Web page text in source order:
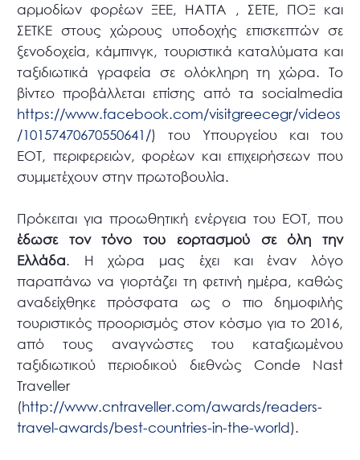
αρμοδίων φορέων ΞΕΕ, ΗΑΤΤΑ , ΣΕΤΕ, ΠΟΞ και
ΣΕΤΚΕ στους χώρους υποδοχής επισκεπτών σε
ξενοδοχεία, κάμπινγκ, τουριστικά καταλύματα και
ταξιδιωτικά γραφεία σε ολόκληρη τη χώρα. Το
βίντεο προβάλλεται επίσης από τα socialmedia
https://www.facebook.com/visitgreecegr/videos
/10157470670550641/) του Υπουργείου και του
ΕΟΤ, περιφερειών, φορέων και επιχειρήσεων που
συμμετέχουν στην πρωτοβουλία.
Πρόκειται για προωθητική ενέργεια του ΕΟΤ, που
έδωσε τον τόνο του εορτασμού σε όλη την
Ελλάδα. Η χώρα μας έχει και έναν λόγο
παραπάνω να γιορτάζει τη φετινή ημέρα, καθώς
αναδείχθηκε πρόσφατα ως ο πιο δημοφιλής
τουριστικός προορισμός στον κόσμο για το 2016,
από τους αναγνώστες του καταξιωμένου
ταξιδιωτικού περιοδικού διεθνώς Conde Νast
Traveller
(http://www.cntraveller.com/awards/readers-
travel-awards/best-countries-in-the-world).